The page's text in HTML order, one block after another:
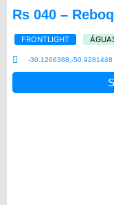
Rs 040 –
FRONTLIGHT
-30.1266388,-50.9281448